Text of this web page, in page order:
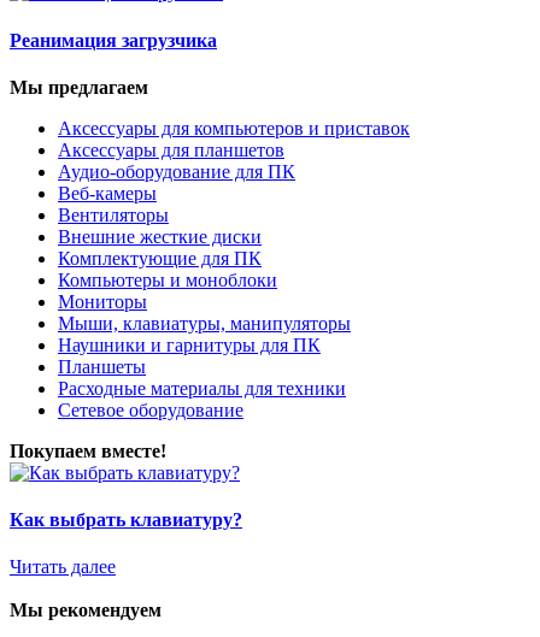
Реанимация загрузчика
Мы предлагаем
Аксессуары для компьютеров и приставок
Аксессуары для планшетов
Аудио-оборудование для ПК
Веб-камеры
Вентиляторы
Внешние жесткие диски
Комплектующие для ПК
Компьютеры и моноблоки
Мониторы
Мыши, клавиатуры, манипуляторы
Наушники и гарнитуры для ПК
Планшеты
Расходные материалы для техники
Сетевое оборудование
Покупаем вместе!
Как выбрать клавиатуру?
Читать далее
Мы рекомендуем